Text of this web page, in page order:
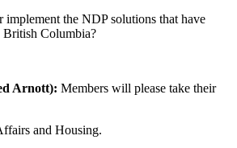
implement the NDP solutions that have
Columbia?
Arnott): Members will please take their
and Housing.